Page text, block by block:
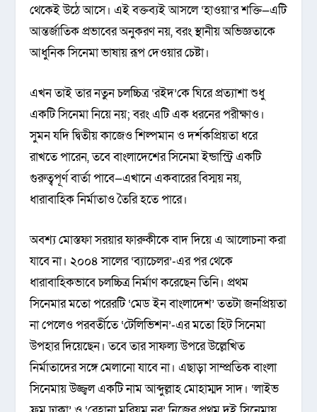
থেকেই উঠে আসে। এই বক্তব্যই আসলে ‘হাওয়া’র শক্তি—এটি
আন্তর্জাতিক প্রভাবের অনুকরণ নয়, বরং স্থানীয় অভিজ্ঞতাকে
আধুনিক সিনেমা ভাষায় রূপ দেওয়ার চেষ্টা।
এখন তাই তার নতুন চলচ্চিত্র ‘রইদ’কে ঘিরে প্রত্যাশা শুধু
একটি সিনেমা নিয়ে নয়; বরং এটি এক ধরনের পরীক্ষাও।
সুমন যদি দ্বিতীয় কাজেও শিল্পমান ও দর্শকপ্রিয়তা ধরে
রাখতে পারেন, তবে বাংলাদেশের সিনেমা ইন্ডাস্ট্রি একটি
গুরুত্বপূর্ণ বার্তা পাবে—এখানে একবারের বিস্ময় নয়,
ধারাবাহিক নির্মাতাও তৈরি হতে পারে।
অবশ্য মোস্তফা সরয়ার ফারুকীকে বাদ দিয়ে এ আলোচনা করা
যাবে না। ২০০৪ সালের ‘ব্যাচেলর’-এর পর থেকে
ধারাবাহিকভাবে চলচ্চিত্র নির্মাণ করেছেন তিনি। প্রথম
সিনেমার মতো পরেরটি ‘মেড ইন বাংলাদেশ’ ততটা জনপ্রিয়তা
না পেলেও পরবর্তীতে ‘টেলিভিশন’-এর মতো হিট সিনেমা
উপহার দিয়েছেন। তবে তার সাফল্য উপরে উল্লেখিত
নির্মাতাদের সঙ্গে মেলানো যাবে না। এছাড়া সাম্প্রতিক বাংলা
সিনেমায় উজ্জ্বল একটি নাম আব্দুল্লাহ মোহাম্মদ সাদ। ‘লাইভ